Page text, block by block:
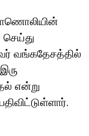
செய்து
வங்கதேசத்தில்
என்று